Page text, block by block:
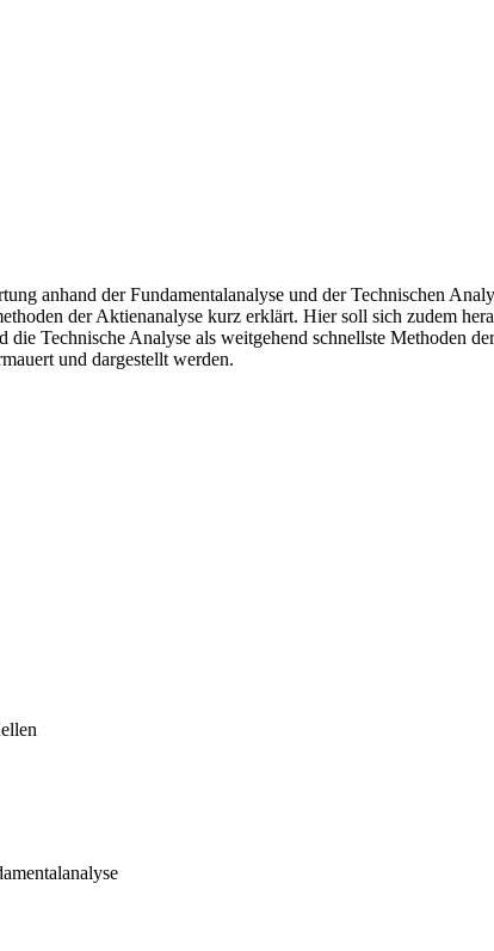
anhand der Fundamentalanalyse und der Technischen
der Aktienanalyse kurz erklärt. Hier soll sich zudem
die Technische Analyse als weitgehend schnellste Methoden
und dargestellt werden.